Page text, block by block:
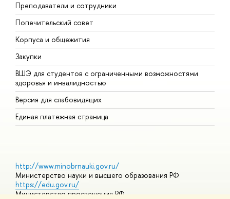
Преподаватели и сотрудники
Попечительский совет
Корпуса и общежития
Закупки
ВШЭ для студентов с ограниченными возможностями
здоровья и инвалидностью
Версия для слабовидящих
Единая платежная страница
http://www.minobrnauki.gov.ru/
Министерство науки и высшего образования РФ
https://edu.gov.ru/
Министерство просвещения РФ